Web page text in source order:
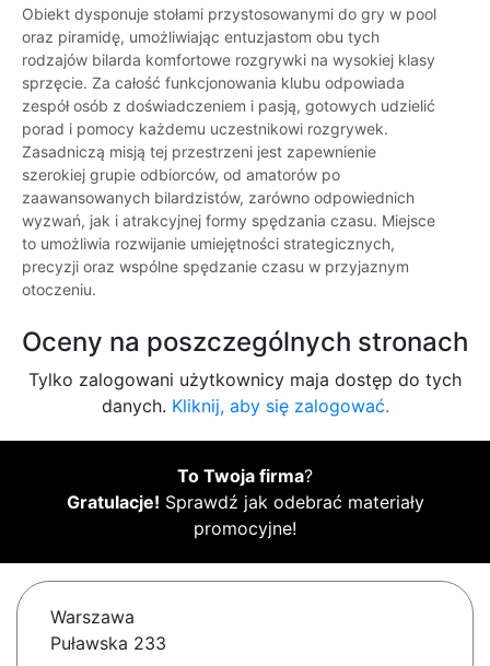
Obiekt dysponuje stołami przystosowanymi do gry w pool
oraz piramidę, umożliwiając entuzjastom obu tych
rodzajów bilarda komfortowe rozgrywki na wysokiej klasy
sprzęcie. Za całość funkcjonowania klubu odpowiada
zespół osób z doświadczeniem i pasją, gotowych udzielić
porad i pomocy każdemu uczestnikowi rozgrywek.
Zasadniczą misją tej przestrzeni jest zapewnienie
szerokiej grupie odbiorców, od amatorów po
zaawansowanych bilardzistów, zarówno odpowiednich
wyzwań, jak i atrakcyjnej formy spędzania czasu. Miejsce
to umożliwia rozwijanie umiejętności strategicznych,
precyzji oraz wspólne spędzanie czasu w przyjaznym
otoczeniu.
Oceny na poszczególnych stronach
Tylko zalogowani użytkownicy maja dostęp do tych
danych. Kliknij, aby się zalogować.
To Twoja firma?
Gratulacje! Sprawdź jak odebrać materiały
promocyjne!
Warszawa
Puławska 233